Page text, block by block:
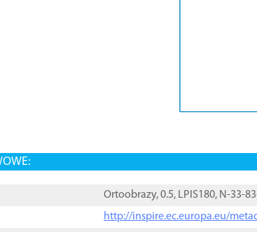
Ortoobrazy, 0.5, LPIS180, N-33-
http://inspire.ec.europa.eu/